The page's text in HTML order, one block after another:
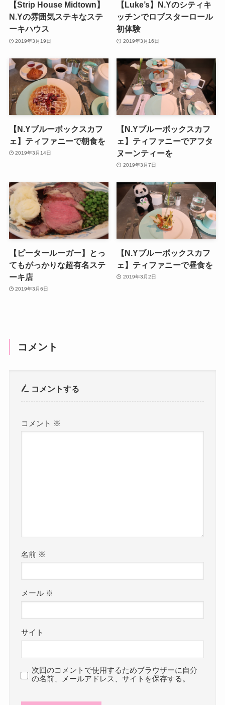
【Strip House Midtown】
N.Yの雰囲気ステキなステ
ーキハウス
2019年3月19日
【Luke’s】N.Yのシティキ
ッチンでロブスターロール
初体験
2019年3月16日
【N.Yブルーボックスカフ
ェ】ティファニーで朝食を
2019年3月14日
【N.Yブルーボックスカフ
ェ】ティファニーでアフタ
ヌーンティーを
2019年3月7日
【ピータールーガー】とっ
てもがっかりな超有名ステ
ーキ店
2019年3月6日
【N.Yブルーボックスカフ
ェ】ティファニーで昼食を
2019年3月2日
コメント
コメントする
コメント ※
名前 ※
メール ※
サイト
次回のコメントで使用するためブラウザーに自分
の名前、メールアドレス、サイトを保存する。